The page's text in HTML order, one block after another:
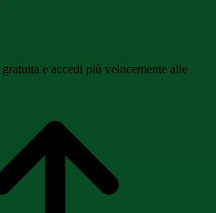
e accedi più velocemente alle